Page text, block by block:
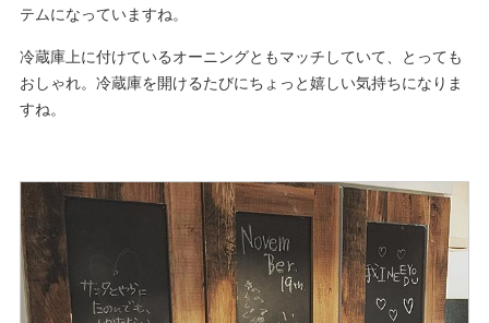
テムになっていますね。
冷蔵庫上に付けているオーニングともマッチしていて、とっても
おしゃれ。冷蔵庫を開けるたびにちょっと嬉しい気持ちになりま
すね。